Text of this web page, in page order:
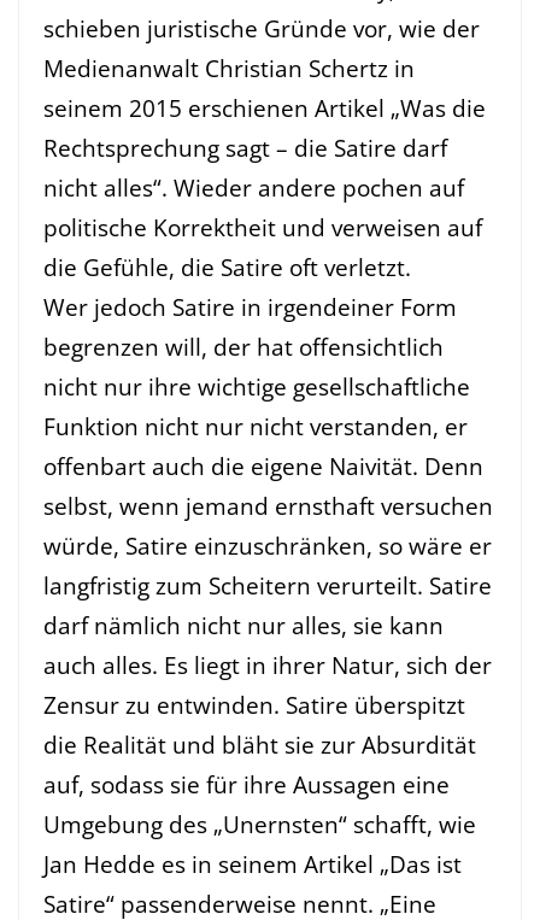
schieben juristische Gründe vor, wie der
Medienanwalt Christian Schertz in
seinem 2015 erschienen Artikel „Was die
Rechtsprechung sagt – die Satire darf
nicht alles“. Wieder andere pochen auf
politische Korrektheit und verweisen auf
die Gefühle, die Satire oft verletzt.
Wer jedoch Satire in irgendeiner Form
begrenzen will, der hat offensichtlich
nicht nur ihre wichtige gesellschaftliche
Funktion nicht nur nicht verstanden, er
offenbart auch die eigene Naivität. Denn
selbst, wenn jemand ernsthaft versuchen
würde, Satire einzuschränken, so wäre er
langfristig zum Scheitern verurteilt. Satire
darf nämlich nicht nur alles, sie kann
auch alles. Es liegt in ihrer Natur, sich der
Zensur zu entwinden. Satire überspitzt
die Realität und bläht sie zur Absurdität
auf, sodass sie für ihre Aussagen eine
Umgebung des „Unernsten“ schafft, wie
Jan Hedde es in seinem Artikel „Das ist
Satire“ passenderweise nennt. „Eine